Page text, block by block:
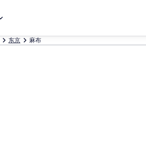
东京 麻布